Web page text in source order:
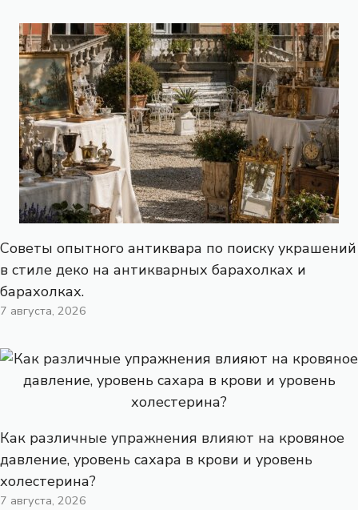
Советы опытного антиквара по поиску украшений
в стиле деко на антикварных барахолках и
барахолках.
7 августа, 2026
Как различные упражнения влияют на кровяное
давление, уровень сахара в крови и уровень
холестерина?
7 августа, 2026